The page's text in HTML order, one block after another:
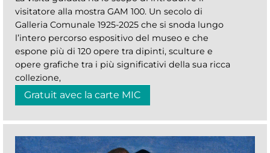
visitatore alla mostra GAM 100. Un secolo di
Galleria Comunale 1925-2025 che si snoda lungo
l’intero percorso espositivo del museo e che
espone più di 120 opere tra dipinti, sculture e
opere grafiche tra i più significativi della sua ricca
collezione,
Gratuit avec la carte MIC